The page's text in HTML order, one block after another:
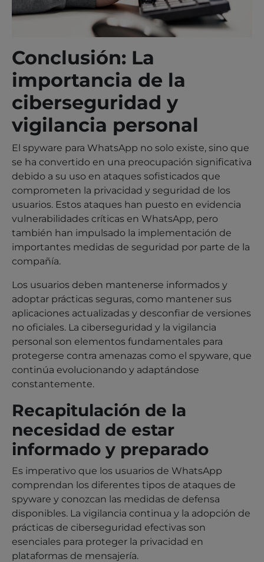
Conclusión: La
importancia de la
ciberseguridad y
vigilancia personal
El spyware para WhatsApp no solo existe, sino que
se ha convertido en una preocupación significativa
debido a su uso en ataques sofisticados que
comprometen la privacidad y seguridad de los
usuarios. Estos ataques han puesto en evidencia
vulnerabilidades críticas en WhatsApp, pero
también han impulsado la implementación de
importantes medidas de seguridad por parte de la
compañía.
Los usuarios deben mantenerse informados y
adoptar prácticas seguras, como mantener sus
aplicaciones actualizadas y desconfiar de versiones
no oficiales. La ciberseguridad y la vigilancia
personal son elementos fundamentales para
protegerse contra amenazas como el spyware, que
continúa evolucionando y adaptándose
constantemente.
Recapitulación de la
necesidad de estar
informado y preparado
Es imperativo que los usuarios de WhatsApp
comprendan los diferentes tipos de ataques de
spyware y conozcan las medidas de defensa
disponibles. La vigilancia continua y la adopción de
prácticas de ciberseguridad efectivas son
esenciales para proteger la privacidad en
plataformas de mensajería.